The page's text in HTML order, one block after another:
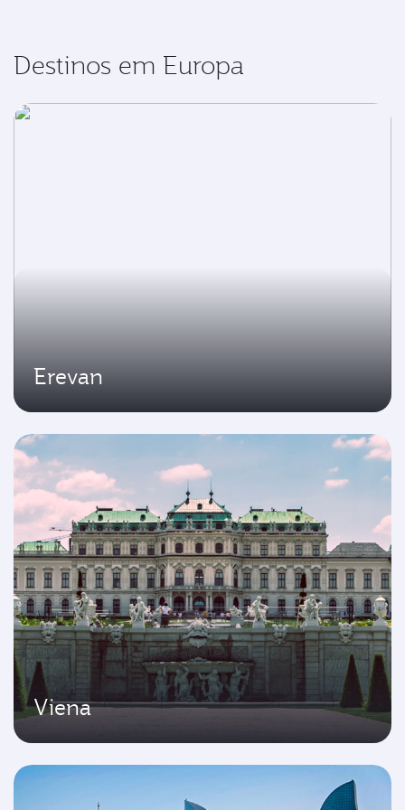
Destinos em Europa
Erevan
Viena